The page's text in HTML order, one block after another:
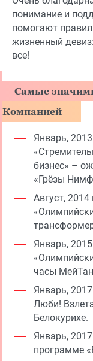
понимание и
помогают
жизненный
все!
Самые
Компанией
Январь,
бизнес» –
«Грёзы
Август,
Январь,
часы
Январь,
Люби!
Белокурихе.
Январь,
программе